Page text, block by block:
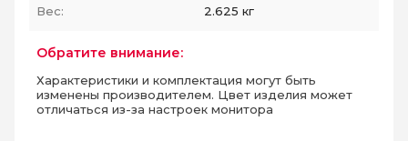
Вес: 2.625 кг
Обратите внимание:
Характеристики и комплектация могут быть
изменены производителем. Цвет изделия может
отличаться из-за настроек монитора